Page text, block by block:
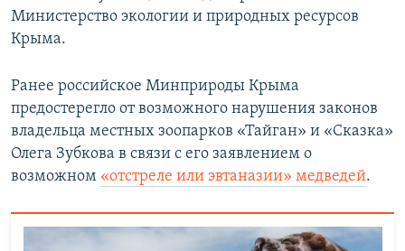
Министерство экологии и природных ресурсов
Крыма.
Ранее российское Минприроды Крыма
предостерегло от возможного нарушения законов
владельца местных зоопарков «Тайган» и «Сказка»
Олега Зубкова в связи с его заявлением о
возможном «отстреле или эвтаназии» медведей.